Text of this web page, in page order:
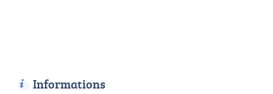
Informations